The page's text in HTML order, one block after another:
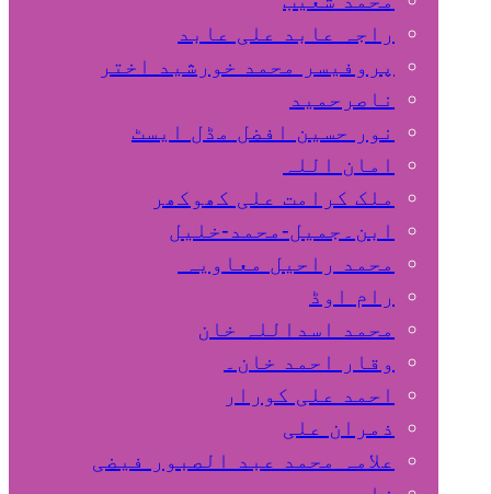
راجہ عابد علی عابد
پروفیسر محمد خورشید اختر
ناصرحمید
نور حسین افضل مڈل ایسٹ
امان اللہ
ملک کرامت علی کھوکھر
ابن۔جمیل-محمد-خلیل
محمد راحیل معاویہ
رام اوڈ
محمد اسداللہ خان
وقار احمد خان۔
احمد علی کورار
ذمران علی
علامہ محمد عبد الصبور فیضی